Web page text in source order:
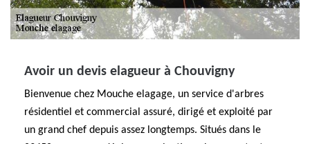
Avoir un devis elagueur à Chouvigny
Bienvenue chez Mouche elagage, un service d'arbres
résidentiel et commercial assuré, dirigé et exploité par
un grand chef depuis assez longtemps. Situés dans le